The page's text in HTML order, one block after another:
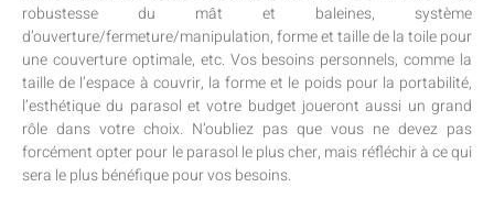
robustesse du mât et baleines, système
d’ouverture/fermeture/manipulation, forme et taille de la toile pour
une couverture optimale, etc. Vos besoins personnels, comme la
taille de l’espace à couvrir, la forme et le poids pour la portabilité,
l’esthétique du parasol et votre budget joueront aussi un grand
rôle dans votre choix. N’oubliez pas que vous ne devez pas
forcément opter pour le parasol le plus cher, mais réfléchir à ce qui
sera le plus bénéfique pour vos besoins.